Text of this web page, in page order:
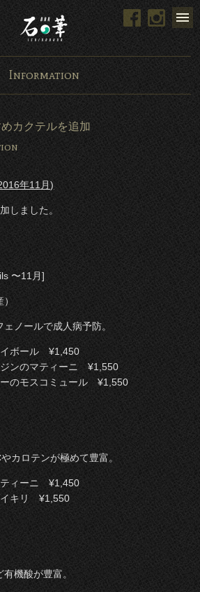
Bar 石の華 -BARFacebook
Information
カクテルを追加
年11月)
しました。
〜11月]
ノールで成人病予防。
イボール ¥1,450
ジンのマティーニ ¥1,550
ーのモスコミュール ¥1,550
カロテンが極めて豊富。
ティーニ ¥1,450
イキリ ¥1,550
機酸が豊富。